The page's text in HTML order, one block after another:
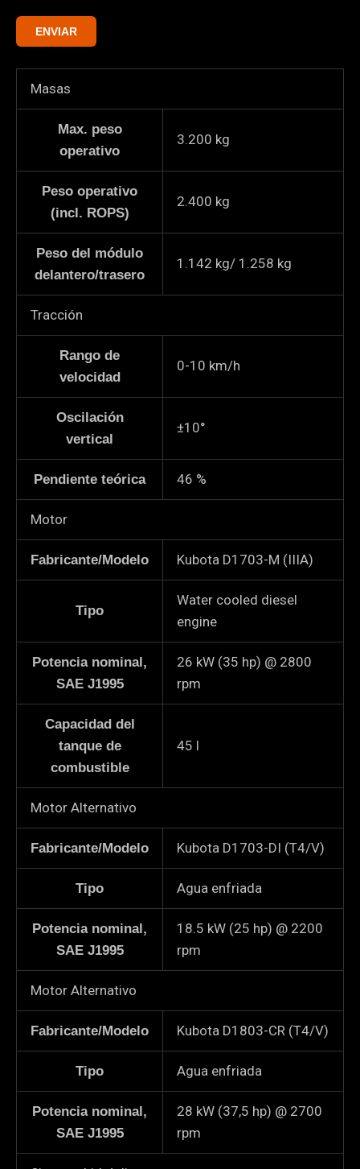
r
*
ENVIAR
Masas
Max. peso
operativo
3.200 kg
Peso operativo
(incl. ROPS)
2.400 kg
Peso del módulo
delantero/trasero
1.142 kg/ 1.258 kg
Tracción
Rango de
velocidad
0-10 km/h
Oscilación
vertical
±10°
Pendiente teórica 46 %
Motor
Fabricante/Modelo Kubota D1703-M (IIIA)
Tipo
Water cooled diesel
engine
Potencia nominal,
SAE J1995
26 kW (35 hp) @ 2800
rpm
Capacidad del
tanque de
combustible
45 l
Motor Alternativo
Fabricante/Modelo Kubota D1703-DI (T4/V)
Tipo Agua enfriada
Potencia nominal,
SAE J1995
18.5 kW (25 hp) @ 2200
rpm
Motor Alternativo
Fabricante/Modelo Kubota D1803-CR (T4/V)
Tipo Agua enfriada
Potencia nominal,
SAE J1995
28 kW (37,5 hp) @ 2700
rpm